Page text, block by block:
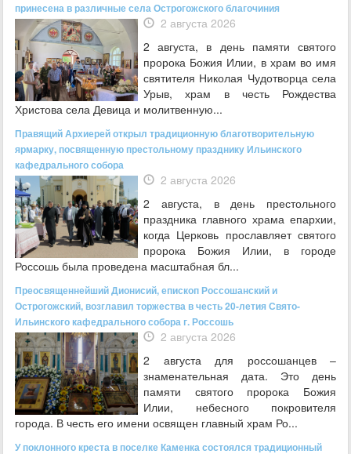
принесена в различные села Острогожского благочиния
2 августа 2026
2 августа, в день памяти святого
пророка Божия Илии, в храм во имя
святителя Николая Чудотворца села
Урыв, храм в честь Рождества
Христова села Девица и молитвенную...
Правящий Архиерей открыл традиционную благотворительную
ярмарку, посвященную престольному празднику Ильинского
кафедрального собора
2 августа 2026
2 августа, в день престольного
праздника главного храма епархии,
когда Церковь прославляет святого
пророка Божия Илии, в городе
Россошь была проведена масштабная бл...
Преосвященнейший Дионисий, епископ Россошанский и
Острогожский, возглавил торжества в честь 20-летия Свято-
Ильинского кафедрального собора г. Россошь
2 августа 2026
2 августа для россошанцев –
знаменательная дата. Это день
памяти святого пророка Божия
Илии, небесного покровителя
города. В честь его имени освящен главный храм Ро...
У поклонного креста в поселке Каменка состоялся традиционный